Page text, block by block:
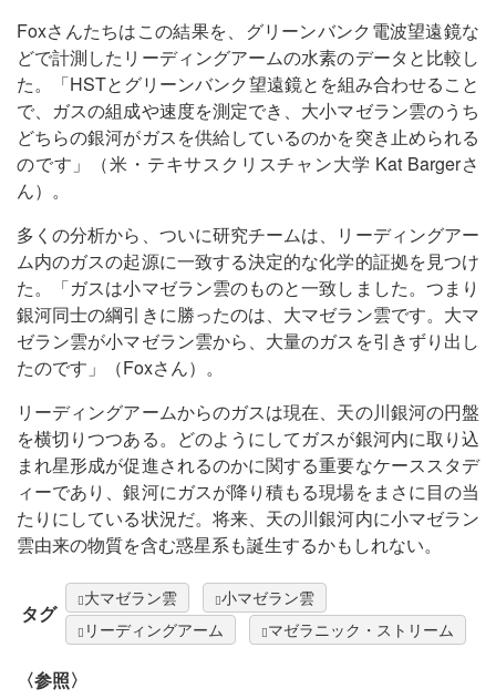
Foxさんたちはこの結果を、グリーンバンク電波望遠鏡な
どで計測したリーディングアームの水素のデータと比較し
た。「HSTとグリーンバンク望遠鏡とを組み合わせること
で、ガスの組成や速度を測定でき、大小マゼラン雲のうち
どちらの銀河がガスを供給しているのかを突き止められる
のです」（米・テキサスクリスチャン大学 Kat Bargerさ
ん）。
多くの分析から、ついに研究チームは、リーディングアー
ム内のガスの起源に一致する決定的な化学的証拠を見つけ
た。「ガスは小マゼラン雲のものと一致しました。つまり
銀河同士の綱引きに勝ったのは、大マゼラン雲です。大マ
ゼラン雲が小マゼラン雲から、大量のガスを引きずり出し
たのです」（Foxさん）。
リーディングアームからのガスは現在、天の川銀河の円盤
を横切りつつある。どのようにしてガスが銀河内に取り込
まれ星形成が促進されるのかに関する重要なケーススタデ
ィーであり、銀河にガスが降り積もる現場をまさに目の当
たりにしている状況だ。将来、天の川銀河内に小マゼラン
雲由来の物質を含む惑星系も誕生するかもしれない。
タグ
大マゼラン雲
小マゼラン雲
リーディングアーム
マゼラニック・ストリーム
〈参照〉